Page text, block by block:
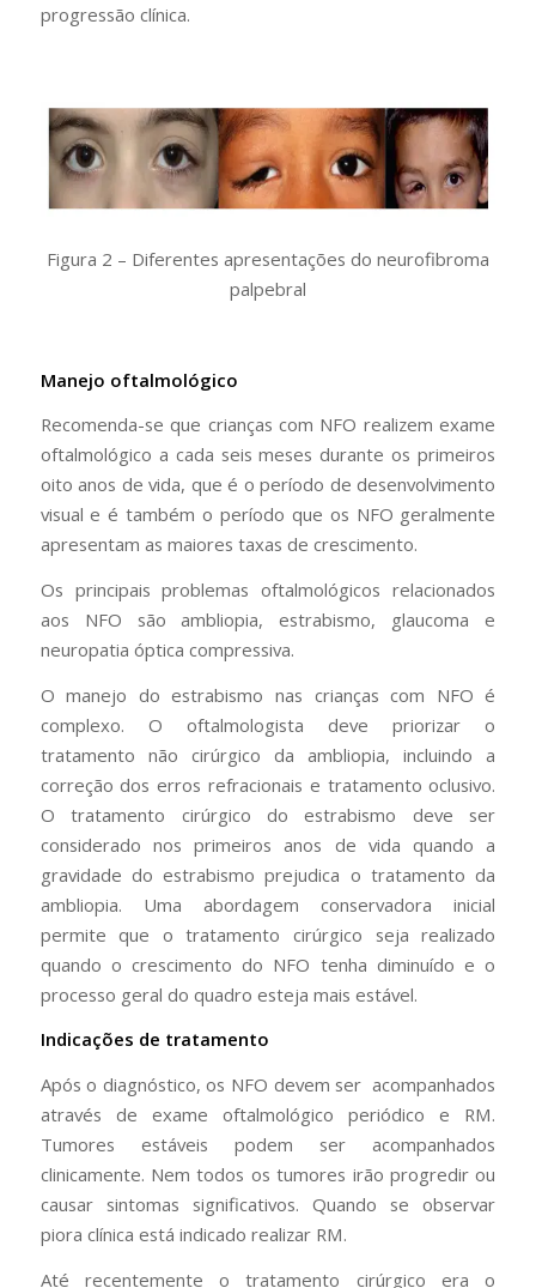
progressão clínica.
Figura 2 – Diferentes apresentações do neurofibroma
palpebral
Manejo oftalmológico
Recomenda-se que crianças com NFO realizem exame
oftalmológico a cada seis meses durante os primeiros
oito anos de vida, que é o período de desenvolvimento
visual e é também o período que os NFO geralmente
apresentam as maiores taxas de crescimento.
Os principais problemas oftalmológicos relacionados
aos NFO são ambliopia, estrabismo, glaucoma e
neuropatia óptica compressiva.
O manejo do estrabismo nas crianças com NFO é
complexo. O oftalmologista deve priorizar o
tratamento não cirúrgico da ambliopia, incluindo a
correção dos erros refracionais e tratamento oclusivo.
O tratamento cirúrgico do estrabismo deve ser
considerado nos primeiros anos de vida quando a
gravidade do estrabismo prejudica o tratamento da
ambliopia. Uma abordagem conservadora inicial
permite que o tratamento cirúrgico seja realizado
quando o crescimento do NFO tenha diminuído e o
processo geral do quadro esteja mais estável.
Indicações de tratamento
Após o diagnóstico, os NFO devem ser acompanhados
através de exame oftalmológico periódico e RM.
Tumores estáveis podem ser acompanhados
clinicamente. Nem todos os tumores irão progredir ou
causar sintomas significativos. Quando se observar
piora clínica está indicado realizar RM.
Até recentemente o tratamento cirúrgico era o